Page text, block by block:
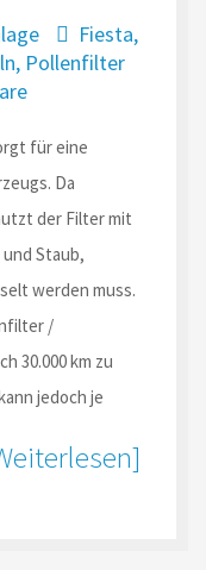
Fiesta,
, Pollenfilter
für eine
Da
der Filter mit
Staub,
werden muss.
/
30.000 km zu
jedoch je